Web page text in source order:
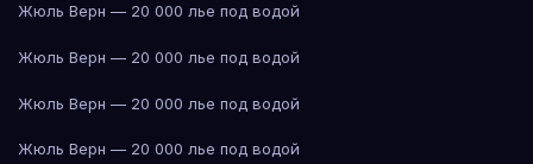
Жюль Верн — 20 000 лье под водой
Жюль Верн — 20 000 лье под водой
Жюль Верн — 20 000 лье под водой
Жюль Верн — 20 000 лье под водой